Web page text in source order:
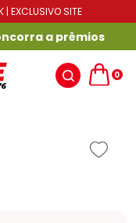
EXCLUSIVO SITE
a prêmios
0